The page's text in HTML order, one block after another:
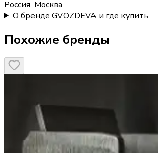
Россия, Москва
О бренде GVOZDEVA и где купить
Похожие бренды